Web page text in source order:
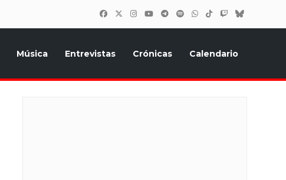
Música Entrevistas Crónicas Calendario